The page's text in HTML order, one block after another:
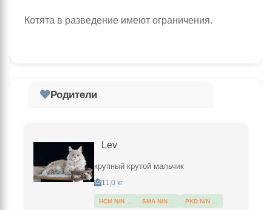
Котята в разведение имеют ограничения.
Родители
Lev
крупный крутой мальчик
11,0 кг
HCM N/N … SMA N/N … PKD N/N …